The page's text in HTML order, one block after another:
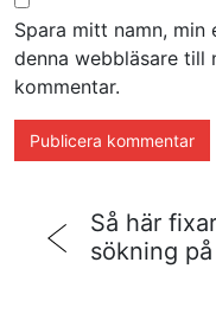
Spara mitt namn,
denna webbläsare till
kommentar.
Så här
sökning